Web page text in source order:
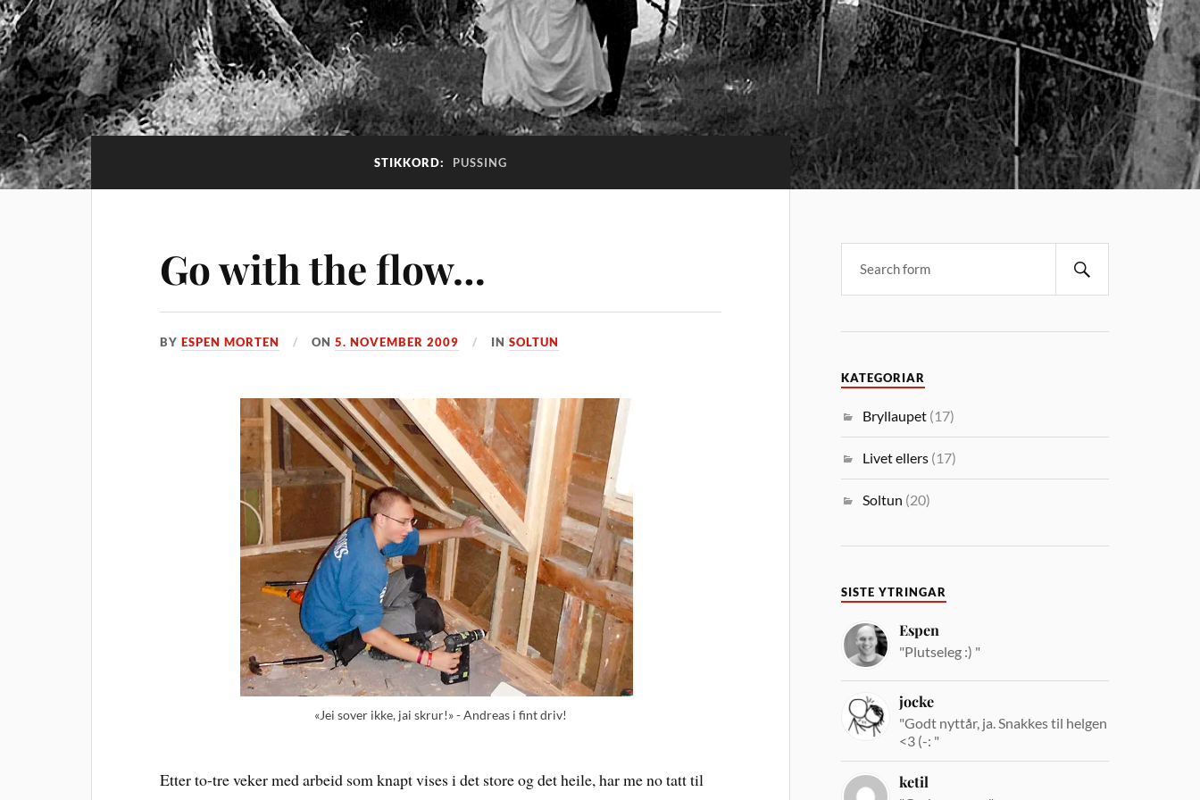
STIKKORD: PUSSING
Go with the flow…
BYESPEN MORTEN ON5. NOVEMBER 2009 INSOLTUN
«Jei sover ikke, jai skrur!» - Andreas i fint driv!
Etter to-tre veker med arbeid som knapt vises i det store og det heile, har me no tatt til
KATEGORIAR
Bryllaupet (17)
Livet ellers (17)
Soltun (20)
SISTE YTRINGAR
Espen
"Plutseleg :) "
jocke
"Godt nyttår, ja. Snakkes til helgen
<3 (-: "
ketil